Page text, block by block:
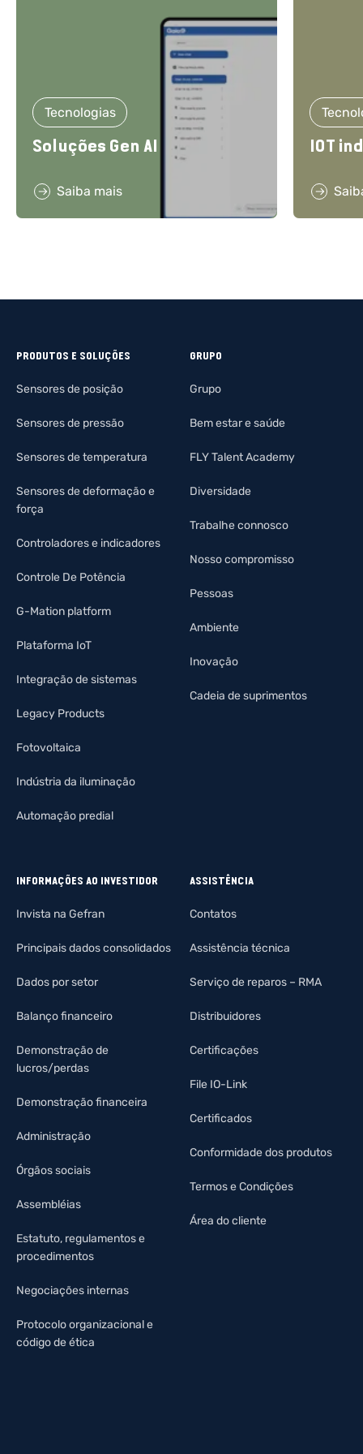
Tecnologias
Soluções Gen AI
Saiba mais
IOT
PRODUTOS E SOLUÇÕES
Sensores de posição
Sensores de pressão
Sensores de temperatura
Sensores de deformação e
força
Controladores e indicadores
Controle De Potência
G-Mation platform
Plataforma IoT
Integração de sistemas
Legacy Products
Fotovoltaica
Indústria da iluminação
Automação predial
GRUPO
Grupo
Bem estar e saúde
FLY Talent Academy
Diversidade
Trabalhe connosco
Nosso compromisso
Pessoas
Ambiente
Inovação
Cadeia de suprimentos
INFORMAÇÕES AO INVESTIDOR
Invista na Gefran
Principais dados consolidados
Dados por setor
Balanço financeiro
Demonstração de
lucros/perdas
Demonstração financeira
Administração
Órgãos sociais
Assembléias
Estatuto, regulamentos e
procedimentos
Negociações internas
Protocolo organizacional e
código de ética
ASSISTÊNCIA
Contatos
Assistência técnica
Serviço de reparos – RMA
Distribuidores
Certificações
File IO-Link
Certificados
Conformidade dos produtos
Termos e Condições
Área do cliente